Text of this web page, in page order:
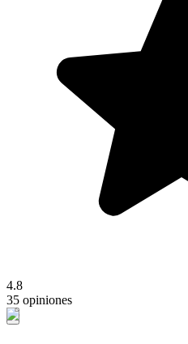
4.8
35 opiniones